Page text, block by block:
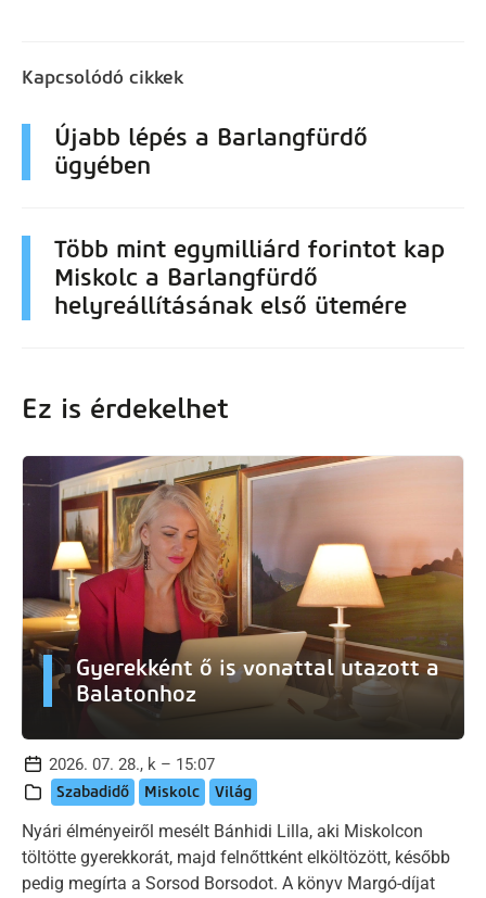
Kapcsolódó cikkek
Újabb lépés a Barlangfürdő
ügyében
Több mint egymilliárd forintot kap
Miskolc a Barlangfürdő
helyreállításának első ütemére
Ez is érdekelhet
Gyerekként ő is vonattal utazott a
Balatonhoz
2026. 07. 28., k – 15:07
Szabadidő Miskolc Világ
Nyári élményeiről mesélt Bánhidi Lilla, aki Miskolcon
töltötte gyerekkorát, majd felnőttként elköltözött, később
pedig megírta a Sorsod Borsodot. A könyv Margó-díjat